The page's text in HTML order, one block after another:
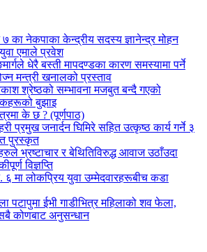
७ का नेकपाका केन्द्रीय सदस्य ज्ञानेन्द्र मोहन
एमाले प्रवेश
धेरै बस्ती मापदण्डका कारण समस्यामा पर्ने
मन्त्री खनालको प्रस्ताव
श्रेष्ठको सम्भावना मजबुत बन्दै गएको
बुझाइ
के छ ? (पूर्णपाठ)
प्रमुख जनार्दन घिमिरे सहित उत्कृष्ठ कार्य गर्ने ३
पुरस्कृत
भ्रष्टाचार र बेथितिविरुद्ध आवाज उठाँउदा
विज्ञप्ति
६ मा लोकप्रिय युवा उम्मेदवारहरूबीच कडा
पटापुमा ईभी गाडीभित्र महिलाको शव फेला,
कोणबाट अनुसन्धान